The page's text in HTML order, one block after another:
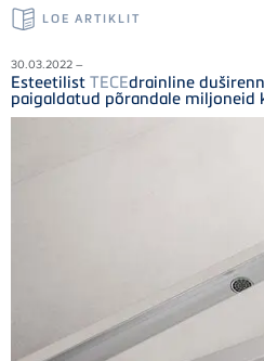
LOE ARTIKLIT
30.03.2022 –
Esteetilist TECEdrainline
paigaldatud põrandale miljoneid